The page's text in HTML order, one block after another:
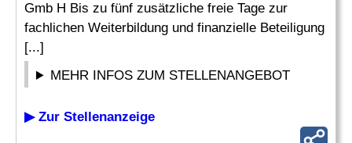
Gmb H Bis zu fünf zusätzliche freie Tage zur
fachlichen Weiterbildung und finanzielle Beteiligung
[...]
MEHR INFOS ZUM STELLENANGEBOT
▶ Zur Stellenanzeige